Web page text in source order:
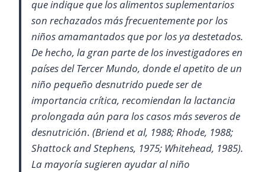
que indique que los alimentos suplementarios
son rechazados más frecuentemente por los
niños amamantados que por los ya destetados.
De hecho, la gran parte de los investigadores en
países del Tercer Mundo, donde el apetito de un
niño pequeño desnutrido puede ser de
importancia crítica, recomiendan la lactancia
prolongada aún para los casos más severos de
desnutrición. (Briend et al, 1988; Rhode, 1988;
Shattock and Stephens, 1975; Whitehead, 1985).
La mayoría sugieren ayudar al niño